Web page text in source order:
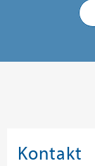
Kontakt